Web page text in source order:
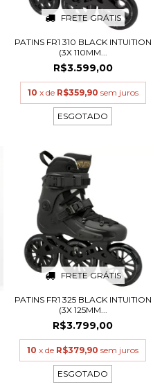
FRETE GRÁTIS
PATINS FR1 310 BLACK INTUITION
(3X 110MM...
R$3.599,00
10 x de R$359,90 sem juros
ESGOTADO
FRETE GRÁTIS
PATINS FR1 325 BLACK INTUITION
(3X 125MM...
R$3.799,00
10 x de R$379,90 sem juros
ESGOTADO